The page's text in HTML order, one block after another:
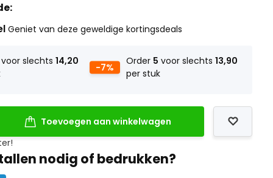
Geniet van deze geweldige kortingsdeals
slechts14,20
-7%
Order 5 voor slechts 13,90
per stuk
Toevoegen aan winkelwagen
nodig of bedrukken?